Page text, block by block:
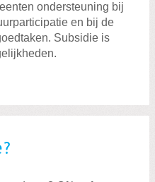
ondersteuning bij
en bij de
Subsidie is